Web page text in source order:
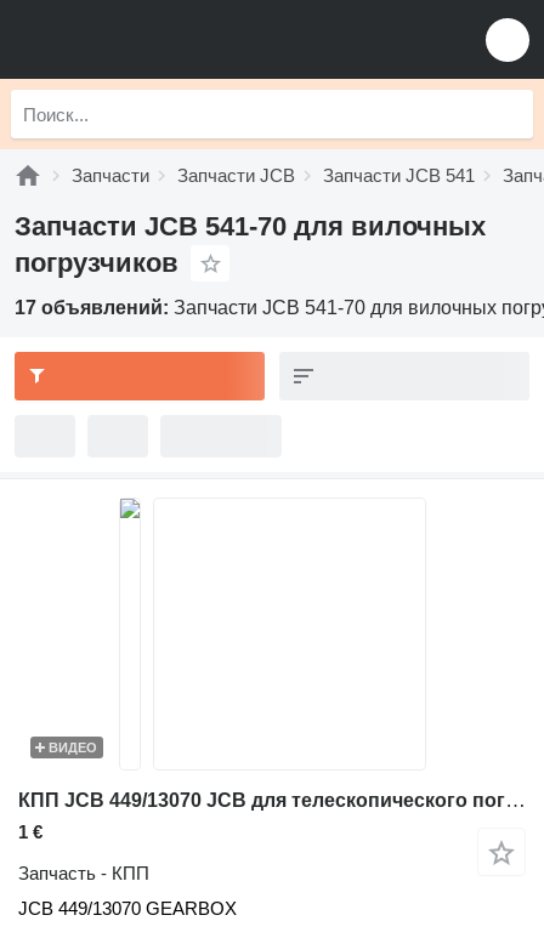
Запчасти Запчасти JCB Запчасти JCB 541
Запчасти JCB 541-70 для вилочных
погрузчиков
17 объявлений: Запчасти JCB 541-70 для вилочных
ВИДЕО
КПП JCB 449/13070 JCB для телескопического погрузчика JCB 541-70
1 €
Запчасть - КПП
JCB 449/13070 GEARBOX